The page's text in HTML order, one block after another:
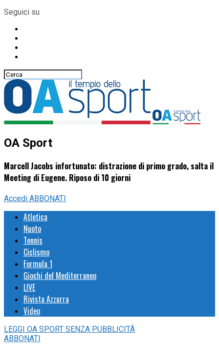
Seguici su
OA Sport
Marcell Jacobs infortunato: distrazione di primo grado, salta il
Meeting di Eugene. Riposo di 10 giorni
Accedi ABBONATI
Atletica
Nuoto
Tennis
Ciclismo
Formula 1
Giochi del Mediterraneo
LIVE
Rivista Azzurra
Video
LEGGI OA SPORT SENZA PUBBLICITÀ
ABBONATI